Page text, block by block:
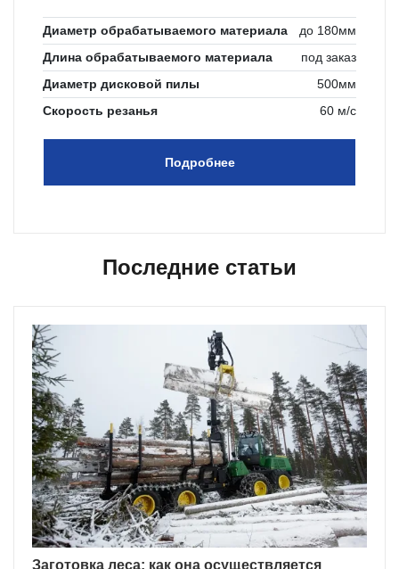
Диаметр обрабатываемого материала
до 180мм
Длина обрабатываемого материала
под заказ
Диаметр дисковой пилы
500мм
Скорость резанья
60 м/с
Подробнее
Последние статьи
Заготовка леса: как она осуществляется